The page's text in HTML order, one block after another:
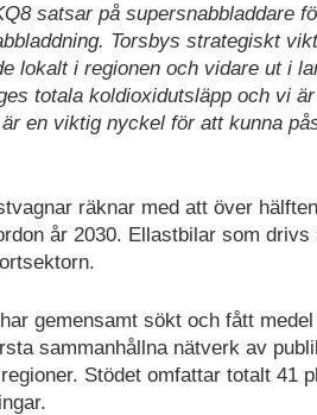
satsar på supersnabbladdare
Torsbys strategiskt
lokalt i regionen och vidare ut i
totala koldioxidutsläpp och vi
en viktig nyckel för att kunna
räknar med att över
år 2030. Ellastbilar som
gemensamt sökt och fått
sammanhållna nätverk av
Stödet omfattar totalt 41